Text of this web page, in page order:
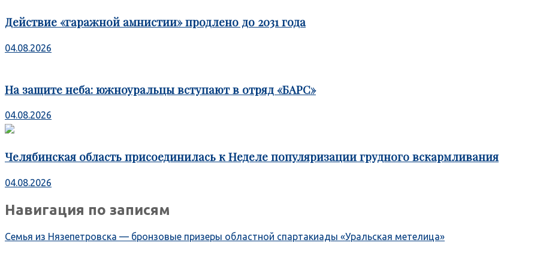
Действие «гаражной амнистии» продлено до 2031 года
04.08.2026
На защите неба: южноуральцы вступают в отряд «БАРС»
04.08.2026
Челябинская область присоединилась к Неделе популяризации грудного вскармливания
04.08.2026
Навигация по записям
Семья из Нязепетровска — бронзовые призеры областной спартакиады «Уральская метелица»